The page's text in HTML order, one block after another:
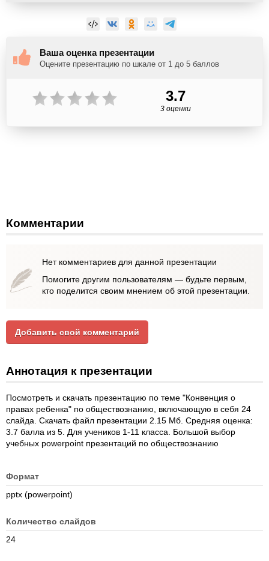
Ваша оценка презентации
Оцените презентацию по шкале от 1 до 5 баллов
3.7
3 оценки
Комментарии
Нет комментариев для данной презентации
Помогите другим пользователям — будьте первым,
кто поделится своим мнением об этой презентации.
Добавить свой комментарий
Аннотация к презентации
Посмотреть и скачать презентацию по теме "Конвенция о
правах ребенка" по обществознанию, включающую в себя 24
слайда. Скачать файл презентации 2.15 Мб. Средняя оценка:
3.7 балла из 5. Для учеников 1-11 класса. Большой выбор
учебных powerpoint презентаций по обществознанию
Формат
pptx (powerpoint)
Количество слайдов
24